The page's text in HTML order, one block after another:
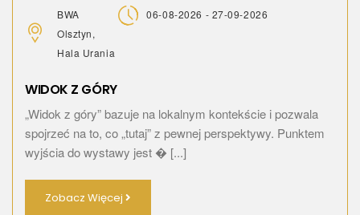
BWA
Olsztyn,
Hala Urania
06-08-2026 - 27-09-2026
WIDOK Z GÓRY
„Widok z góry” bazuje na lokalnym kontekście i pozwala
spojrzeć na to, co „tutaj” z pewnej perspektywy. Punktem
wyjścia do wystawy jest � [...]
Zobacz Więcej